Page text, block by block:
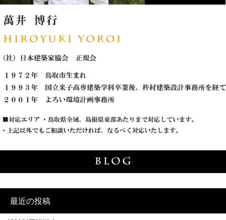
最近の投稿